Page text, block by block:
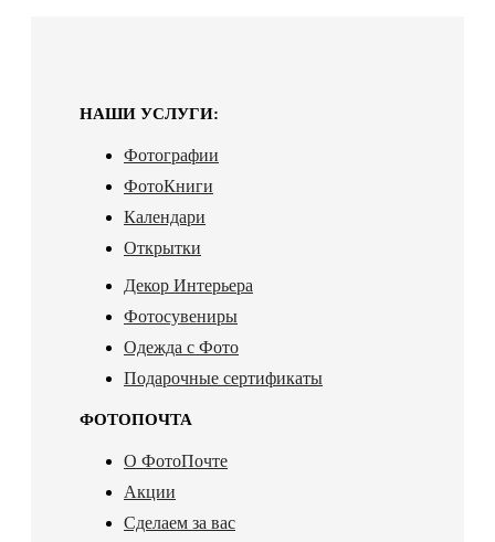
НАШИ УСЛУГИ:
Фотографии
ФотоКниги
Календари
Открытки
Декор Интерьера
Фотосувениры
Одежда с Фото
Подарочные сертификаты
ФОТОПОЧТА
О ФотоПочте
Акции
Сделаем за вас